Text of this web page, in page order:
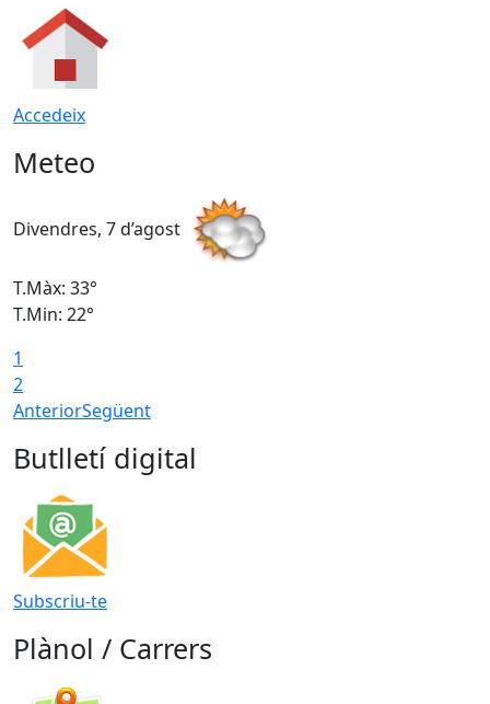
Accedeix
Meteo
Divendres, 7 d’agost
T.Màx: 33°
T.Min: 22°
1
2
AnteriorSegüent
Butlletí digital
Subscriu-te
Plànol / Carrers